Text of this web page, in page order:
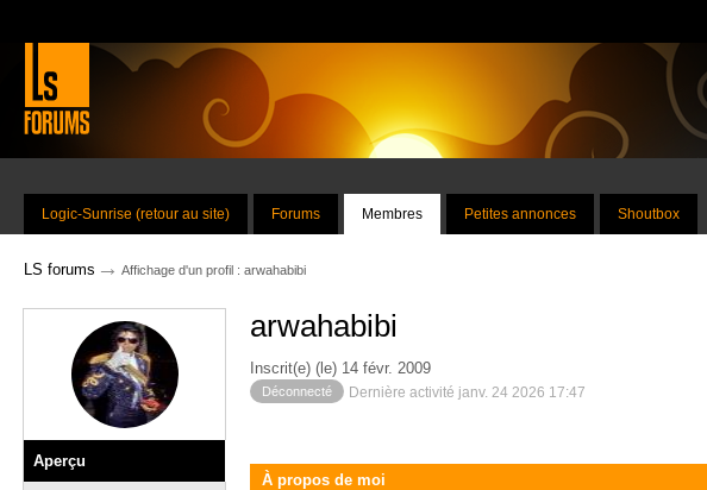
Logic-Sunrise (retour au site) Forums Membres Petites annonces Shoutbox
LS forums → Affichage d'un profil : arwahabibi
Aperçu
arwahabibi
Inscrit(e) (le) 14 févr. 2009
Déconnecté Dernière activité janv. 24 2026 17:47
À propos de moi